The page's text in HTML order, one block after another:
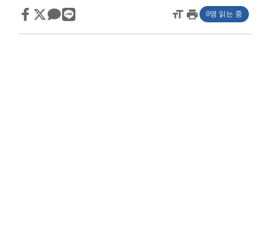
format_sizeprint 0명 읽는 중